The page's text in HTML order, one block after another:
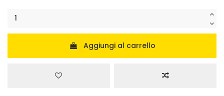
Aggiungi al carrello